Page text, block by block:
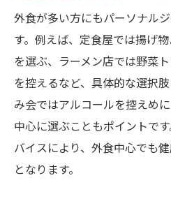
外食が多い方にもパーソナル
す。例えば、定食屋では揚げ
を選ぶ、ラーメン店では野菜
を控えるなど、具体的な選択
み会ではアルコールを控えめ
中心に選ぶこともポイントで
バイスにより、外食中心でも
となります。